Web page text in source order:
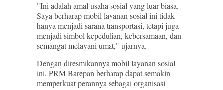
"Ini adalah amal usaha sosial yang luar biasa.
Saya berharap mobil layanan sosial ini tidak
hanya menjadi sarana transportasi, tetapi juga
menjadi simbol kepedulian, kebersamaan, dan
semangat melayani umat," ujarnya.
Dengan diresmikannya mobil layanan sosial
ini, PRM Barepan berharap dapat semakin
memperkuat perannya sebagai organisasi